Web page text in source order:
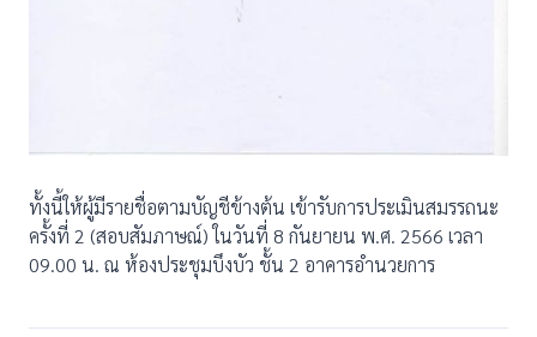
ทั้งนี้ให้ผู้มีรายชื่อตามบัญชีข้างต้น เข้ารับการประเมินสมรรถนะ
ครั้งที่ 2 (สอบสัมภาษณ์) ในวันที่ 8 กันยายน พ.ศ. 2566 เวลา
09.00 น. ณ ห้องประชุมบึงบัว ชั้น 2 อาคารอำนวยการ